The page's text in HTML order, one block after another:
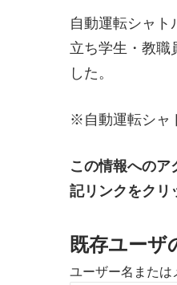
自動運転シャ
立ち学生・教職
した。
※自動運転シャ
この情報への
記リンクをクリ
既存ユーザ
ユーザー名または